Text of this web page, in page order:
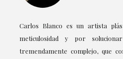
Carlos Blanco es un artista
meticulosidad y por
tremendamente complejo, que